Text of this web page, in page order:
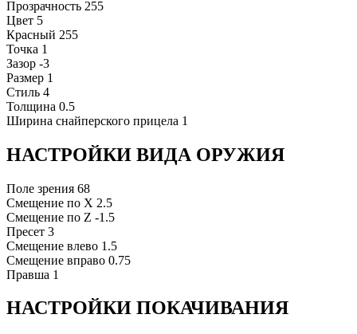
Прозрачность 255
Цвет 5
Красный 255
Точка 1
Зазор -3
Размер 1
Стиль 4
Толщина 0.5
Ширина снайперского прицела 1
НАСТРОЙКИ ВИДА ОРУЖИЯ
Поле зрения 68
Смещение по X 2.5
Смещение по Z -1.5
Пресет 3
Смещение влево 1.5
Смещение вправо 0.75
Правша 1
НАСТРОЙКИ ПОКАЧИВАНИЯ